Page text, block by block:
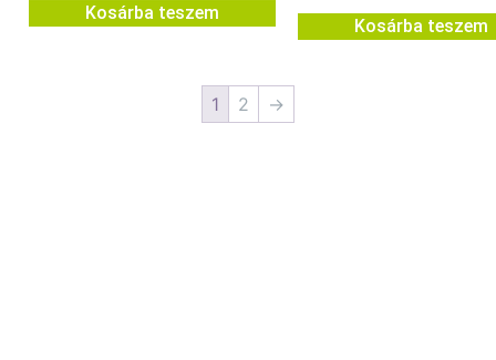
Kosárba teszem
Kosárba teszem
1 2 →